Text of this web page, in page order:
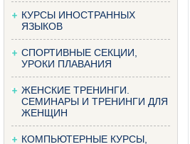
КУРСЫ ИНОСТРАННЫХ
ЯЗЫКОВ
СПОРТИВНЫЕ СЕКЦИИ,
УРОКИ ПЛАВАНИЯ
ЖЕНСКИЕ ТРЕНИНГИ.
СЕМИНАРЫ И ТРЕНИНГИ ДЛЯ
ЖЕНЩИН
КОМПЬЮТЕРНЫЕ КУРСЫ,